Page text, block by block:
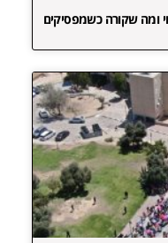
ומה שקורה כשמפסיקים